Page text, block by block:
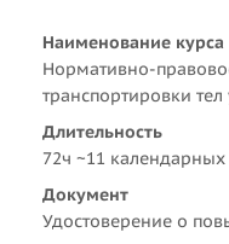
Наименование курса
Нормативно-
транспортировки
Длительность
72ч ~11
Документ
Удостоверение о